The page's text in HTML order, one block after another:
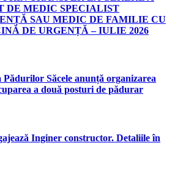
DE MEDIC SPECIALIST
SAU MEDIC DE FAMILIE CU
DE URGENȚĂ – IULIE 2026
Săcele anunță organizarea
a două posturi de pădurar
Inginer constructor. Detaliile în